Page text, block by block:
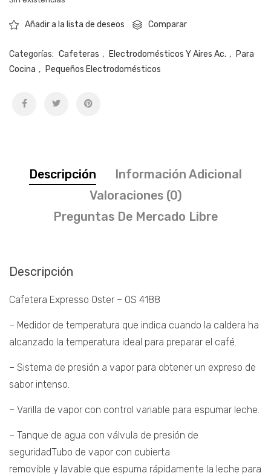
Añadir a la lista de deseos Comparar
Categorías: Cafeteras , Electrodomésticos Y Aires Ac. , Para
Cocina , Pequeños Electrodomésticos
Descripción
Información Adicional
Valoraciones (0)
Preguntas De Mercado Libre
Descripción
Cafetera Expresso Oster – OS 4188
– Medidor de temperatura que indica cuando la caldera ha
alcanzado la temperatura ideal para preparar el café.
– Sistema de presión a vapor para obtener un expreso de
sabor intenso.
– Varilla de vapor con control variable para espumar leche.
– Tanque de agua con válvula de presión de
seguridadTubo de vapor con cubierta
removible y lavable que espuma rápidamente la leche para